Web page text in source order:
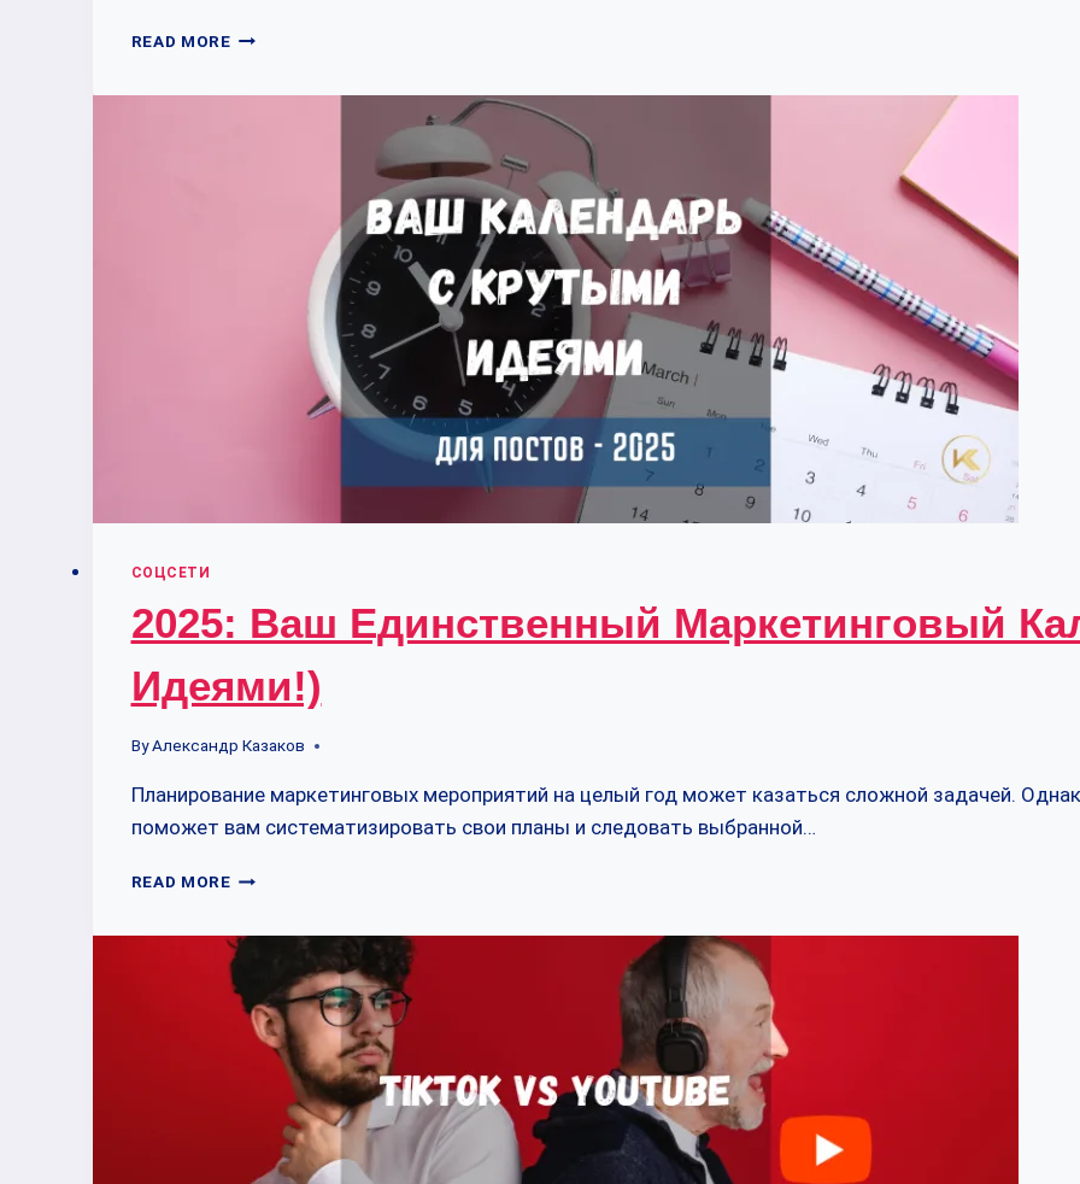
READ MOREMETA
АССИСТЕНТ
СОЦСЕТИ
2025: Ваш Единственный Маркетинговый
Идеями!)
By Александр Казаков
Планирование маркетинговых мероприятий на целый год может казаться сложной задачей.
поможет вам систематизировать свои планы и следовать выбранной…
READ MORE2025:
МАРКЕТИНГОВЫЙ
КАЛЕНДАРЬ
(С
КРУТЫМИ
ИДЕЯМИ!)